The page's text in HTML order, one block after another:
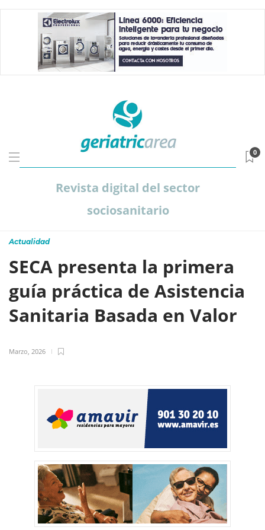
Revista digital del sector
sociosanitario
0
Actualidad
SECA presenta la primera
guía práctica de Asistencia
Sanitaria Basada en Valor
Marzo, 2026